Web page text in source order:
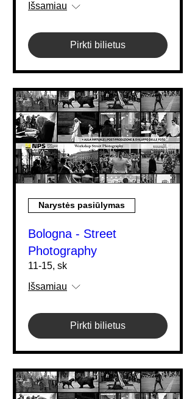
Išsamiau
Pirkti bilietus
Narystės pasiūlymas
Bologna - Street
Photography
11-15, sk
Išsamiau
Pirkti bilietus